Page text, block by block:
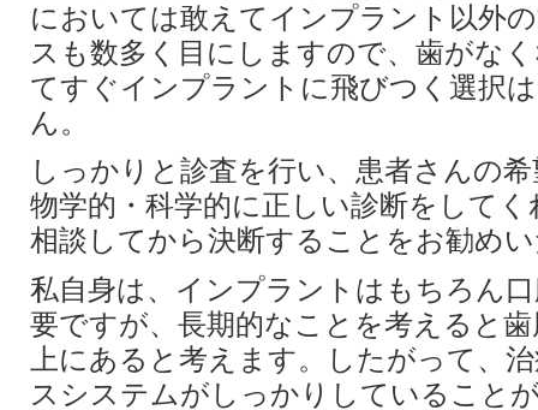
においては敢えてインプラント以外
スも数多く目にしますので、歯がな
てすぐインプラントに飛びつく選択
ん。
しっかりと診査を行い、患者さんの
物学的・科学的に正しい診断をして
相談してから決断することをお勧め
私自身は、インプラントはもちろん
要ですが、長期的なことを考えると
上にあると考えます。したがって、
スシステムがしっかりしていること